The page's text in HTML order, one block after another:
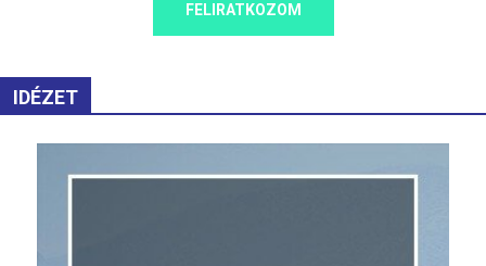
FELIRATKOZOM
IDÉZET